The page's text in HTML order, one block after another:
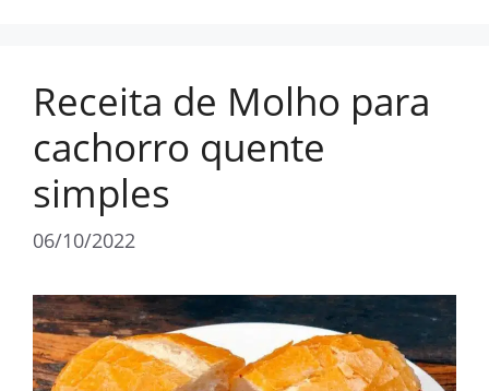
Receita de Molho para
cachorro quente
simples
06/10/2022